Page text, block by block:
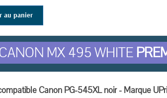
au panier
MX 495 WHITE
Canon PG-545XL noir - Marque